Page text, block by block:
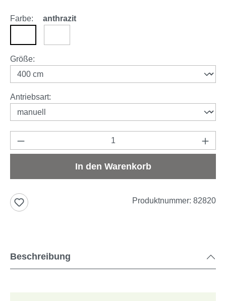
Farbe: anthrazit
Größeauswählen
:
Antriebsartauswählen
:
Produkt Anzahl: Gib den gewünschten
In den Warenkorb
Produktnummer: 82820
Beschreibung